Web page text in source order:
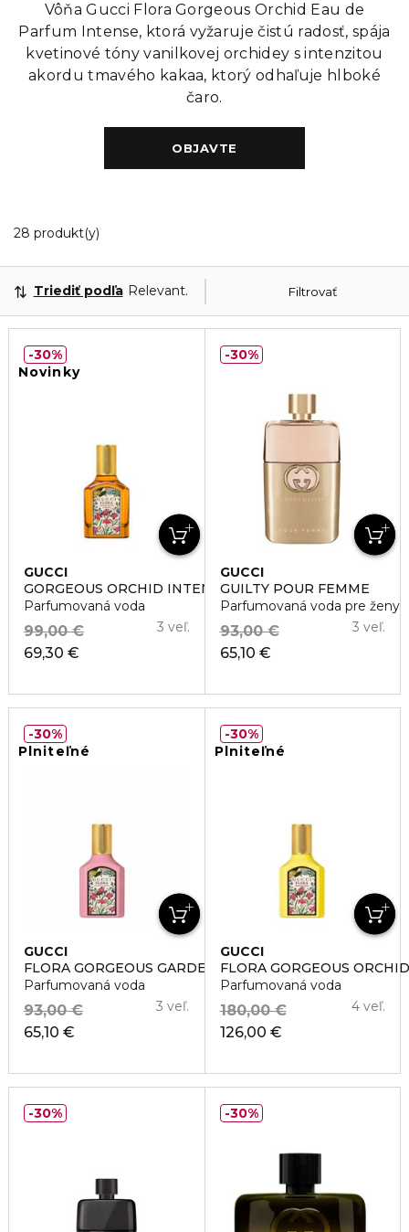
Vôňa Gucci Flora Gorgeous Orchid Eau de
Parfum Intense, ktorá vyžaruje čistú radosť, spája
kvetinové tóny vanilkovej orchidey s intenzitou
akordu tmavého kakaa, ktorý odhaľuje hlboké
čaro.
OBJAVTE
28 produkt(y)
Filtrovať
Triediť podľa Relevantnosť
Novinky
GUCCI
GORGEOUS ORCHID INTENSE
Parfumovaná voda
69,30 €
99,00 € 3 veľ.
30%
GUCCI
GUILTY POUR FEMME
Parfumovaná voda pre ženy
65,10 €
93,00 € 3 veľ.
30%
Plniteľné
GUCCI
FLORA GORGEOUS GARDENIA
Parfumovaná voda
65,10 €
93,00 € 3 veľ.
30%
Plniteľné
GUCCI
FLORA GORGEOUS ORCHID
Parfumovaná voda
126,00 €
180,00 € 4 veľ.
30%
30% 30%